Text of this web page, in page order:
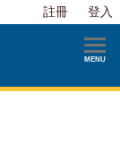
註冊 登入